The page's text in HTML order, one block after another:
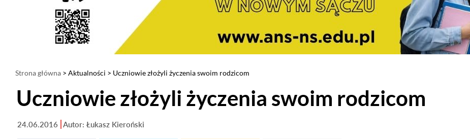
Strona główna > Aktualności > Uczniowie złożyli życzenia swoim rodzicom
Uczniowie złożyli życzenia swoim rodzicom
24.06.2016 Autor: Łukasz Kieroński